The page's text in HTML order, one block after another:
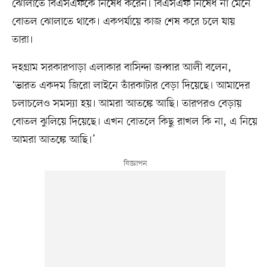
ঝোলাতে বিএসএফকে নিষেধ করেন। বিএসএফ নিষেধ না মেনে
বোতল ঝোলাতে থাকে। একপর্যায়ে কাজ শেষ করে চলে যায়
তারা।
দহগ্রাম সরকারপাড়া এলাকার বাসিন্দা জব্বার আলী বলেন,
‘ভারত একদম জিরো লাইনে তাঁরকাটার বেড়া দিয়েছে। আমাদের
চলাচলেও সমস্যা হয়। আমরা আতঙ্কে আছি। তারপরও বেড়ায়
বোতল ঝুলিয়ে দিয়েছে। এখন বোতলে কিছু রাখল কি না, এ নিয়ে
আমরা আতঙ্কে আছি।’